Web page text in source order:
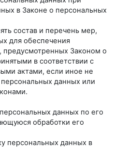
в Законе о персональных
состав и перечень мер,
для обеспечения
предусмотренных Законом о
в соответствии с
актами, если иное не
данных или
данных по его
обработки его
персональных данных в